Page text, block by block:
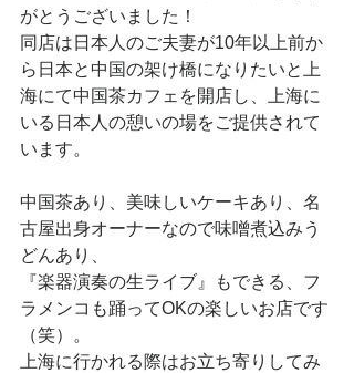
がとうございました！
同店は日本人のご夫妻が10年以上前か
ら日本と中国の架け橋になりたいと上
海にて中国茶カフェを開店し、上海に
いる日本人の憩いの場をご提供されて
います。
中国茶あり、美味しいケーキあり、名
古屋出身オーナーなので味噌煮込みう
どんあり、
『楽器演奏の生ライブ』もできる、フ
ラメンコも踊ってOKの楽しいお店です
（笑）。
上海に行かれる際はお立ち寄りしてみ